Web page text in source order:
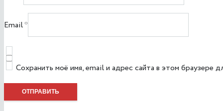
Email*
Сохранить моё имя, email и адрес сайта в этом браузере